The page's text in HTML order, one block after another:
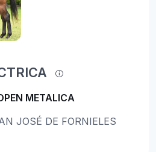
METALICA
JOSÉ DE FORNIELES